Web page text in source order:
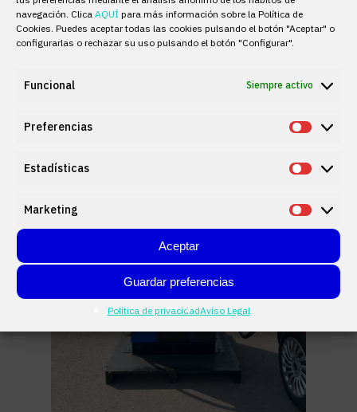
navegación. Clica AQUÍ para más información sobre la Política de
Cookies. Puedes aceptar todas las cookies pulsando el botón "Aceptar" o
configurarlas o rechazar su uso pulsando el botón "Configurar".
Funcional Siempre activo
Preferencias
Estadísticas
Marketing
Aceptar
Guardar preferencias
Política de privacidadAviso Legal
ofreciendo soluciones veloces, eficientes y
escalables para las flotas de vehículos
eléctricos según las necesidades de cada